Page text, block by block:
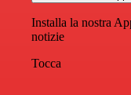
Installa la nostra
notizie
Tocca